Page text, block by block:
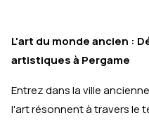
L'art du monde ancien :
artistiques à Pergame
Entrez dans la ville
l'art résonnent à travers le